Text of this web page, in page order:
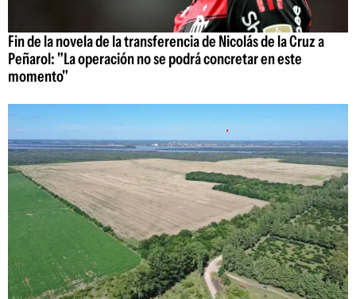
Fin de la novela de la transferencia de Nicolás de la Cruz a
Peñarol: "La operación no se podrá concretar en este
momento"